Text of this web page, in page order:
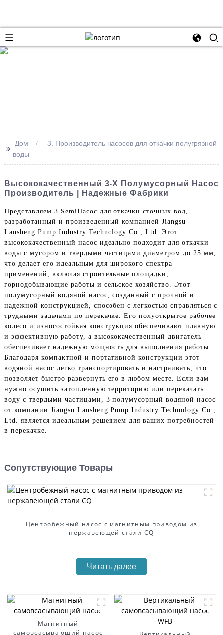
>> Дом
3. Производитель насосов для откачки полугрязной
воды
Высококачественный 3-Х Полумусорный Насос
Производитель | Надежные Фабрики
Представляем 3 SemiНасос для откачки сточных вод
разработанный и произведенный компанией Jiangsu
Lansheng Pump Industry Technology Co., Ltd. Этот
высококачественный насос идеально подходит для откачки
воды с мусором и твердыми частицами диаметром до 25 мм,
что делает его идеальным для широкого спектра
применений, включая строительные площадки,
горнодобывающие работы и сельское хозяйство. Этот
полумусорный водяной насос, созданный с прочной и
надежной конструкцией, способен с легкостью справляться с
трудными задачами по перекачке. Его полуоткрытое рабочее
колесо и износостойкая конструкция обеспечивают плавную
и эффективную работу, а высококачественный двигатель
обеспечивает надежную мощность для выполнения работы.
Благодаря компактной и портативной конструкции этот
водяной насос легко транспортировать и настраивать, что
позволяет быстро развернуть его в любом месте. Если вам
нужно осушить затопленную территорию или перекачать
воду с твердыми частицами, 3 полумусорный водяной насос
от компании Jiangsu Lansheng Pump Industry Technology Co.,
Ltd. является идеальным решением для ваших потребностей
в перекачке.
Сопутствующие Товары
Центробежный насос с магнитным приводом из
нержавеющей стали CQ
Читать далее
Магнитный
самовсасывающий насос